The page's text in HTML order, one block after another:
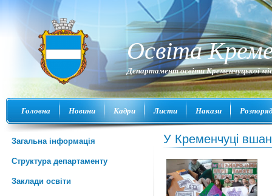
Освіта
Департамент освіти Кременчуцької
Головна Новини Кадри Листи Накази
Загальна інформація
Структура департаменту
Заклади освіти
У Кременчуці